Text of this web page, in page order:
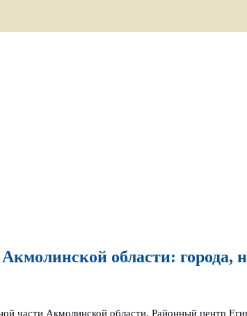
области: города,
части Акмолинской области. Районный центр